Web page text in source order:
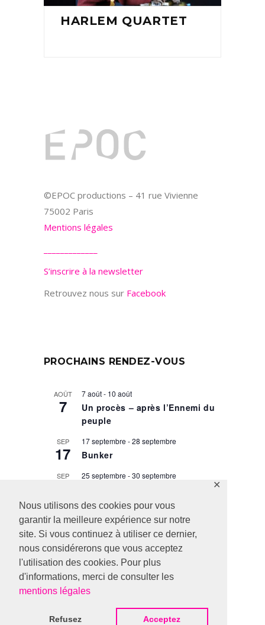
Nous utilisons des cookies pour vous
garantir la meilleure expérience sur notre
site. Si vous continuez à utiliser ce dernier,
nous considérerons que vous acceptez
l'utilisation des cookies. Pour plus
d'informations, merci de consulter les
mentions légales
Refusez Acceptez
✕
HARLEM QUARTET
©EPOC productions – 41 rue Vivienne
75002 Paris
Mentions légales
S’inscrire à la newsletter
Retrouvez nous sur Facebook
PROCHAINS RENDEZ-VOUS
AOÛT
7
7 août- 10 août
Un procès – après l’Ennemi du
peuple
SEP
17
17 septembre -28 septembre
Bunker
SEP 25 septembre -30 septembre
SEP
29
29 septembre- 9 octobre
Scènes de la vie conjugale
OCT
1
1 octobre-4 octobre
Hamlet
Voir le calendrier